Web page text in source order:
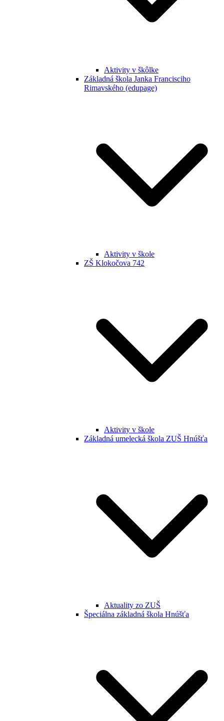
Aktivity v škôlke
Základná škola Janka Francisciho
Rimavského (edupage)
Aktivity v škole
ZŠ Klokočova 742
Aktivity v škole
Základná umelecká škola ZUŠ Hnúšťa
Aktuality zo ZUŠ
Špeciálna základná škola Hnúšťa